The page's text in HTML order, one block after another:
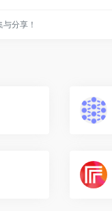
分享！